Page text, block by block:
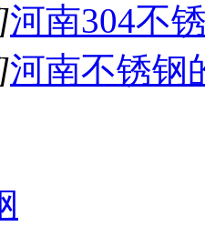
河南304不
河南不锈钢